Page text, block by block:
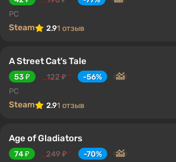
PC
Steam 2.91 отзыв
A Street Cat's Tale
53 ₽ 122 ₽
-56%
PC
Steam 2.91 отзыв
Age of Gladiators
74 ₽ 249 ₽
-70%